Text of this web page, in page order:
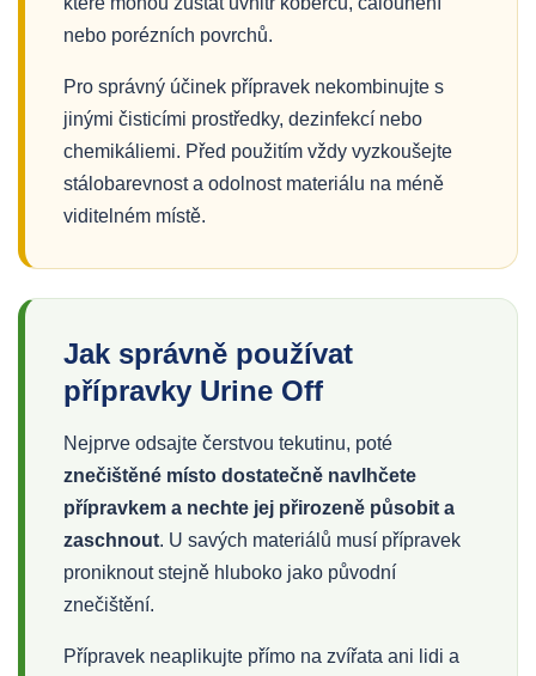
nebo porézních povrchů.
Pro správný účinek přípravek nekombinujte s
jinými čisticími prostředky, dezinfekcí nebo
chemikáliemi. Před použitím vždy vyzkoušejte
stálobarevnost a odolnost materiálu na méně
viditelném místě.
Jak správně používat
přípravky Urine Off
Nejprve odsajte čerstvou tekutinu, poté
znečištěné místo dostatečně navlhčete
přípravkem a nechte jej přirozeně působit a
zaschnout. U savých materiálů musí přípravek
proniknout stejně hluboko jako původní
znečištění.
Přípravek neaplikujte přímo na zvířata ani lidi a